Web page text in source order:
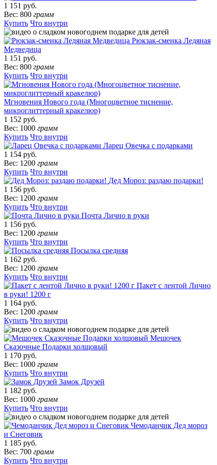
1 151 руб.
Вес: 800 грамм
Купить Что внутри
Рюкзак-сменка Ледяная
Медведица
1 151 руб.
Вес: 800 грамм
Купить Что внутри
Мгновения Нового года (Многоцветное тиснение,
микроглиттерный кракелюр)
1 152 руб.
Вес: 1000 грамм
Купить Что внутри
Ларец Овечка с подарками
1 154 руб.
Вес: 1200 грамм
Купить Что внутри
Дед Мороз: раздаю подарки!
1 156 руб.
Вес: 1200 грамм
Купить Что внутри
Почта Лично в руки
1 156 руб.
Вес: 1200 грамм
Купить Что внутри
Посылка средняя
1 162 руб.
Вес: 1200 грамм
Купить Что внутри
Пакет с лентой Лично
в руки! 1200 г
1 164 руб.
Вес: 1200 грамм
Купить Что внутри
Мешочек
Сказочные Подарки холщовый
1 170 руб.
Вес: 1000 грамм
Купить Что внутри
Замок Друзей
1 182 руб.
Вес: 1000 грамм
Купить Что внутри
Чемоданчик Дед мороз
и Снеговик
1 185 руб.
Вес: 700 грамм
Купить Что внутри